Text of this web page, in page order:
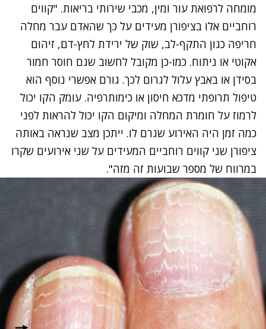
מומחה לרפואת עור ומין, מכבי שירותי בריאות. "קווים
רוחביים אלו בציפורן מעידים על כך שהאדם עבר מחלה
חריפה כגון התקף-לב, שוק של ירידת לחץ-דם, זיהום
אקוטי או ניתוח. כמו-כן מקובל לחשוב שגם חוסר חמור
בסידן או באבץ עלול לגרום לכך. גורם אפשרי נוסף הוא
טיפול תרופתי מדכא חיסון או כימותרפיה. עומק הקו יכול
לרמוז על חומרת המחלה ומיקום הקו יכול להראות לפני
כמה זמן היה האירוע שגרם לו. ייתכן מצב שנראה באותה
ציפורן שני קווים רוחביים המעידים על שני אירועים שקרו
במרווח של מספר שבועות זה מזה".